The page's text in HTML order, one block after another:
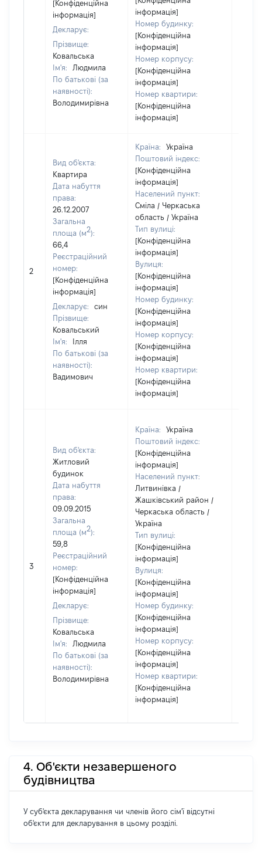
[Конфіденційна
інформація]
Декларує:
Прізвище:
Ковальська
Ім'я:
Людмила
По батькові (за
наявності):
Володимирівна
інформація]
Номер будинку:
[Конфіденційна
інформація]
Номер корпусу:
[Конфіденційна
інформація]
Номер квартири:
[Конфіденційна
інформація]
2
Вид об'єкта:
Квартира
Дата набуття
права:
26.12.2007
Загальна
площа (м2):
66,4
Реєстраційний
номер:
[Конфіденційна
інформація]
Декларує:
син
Прізвище:
Ковальський
Ім'я:
Ілля
По батькові (за
наявності):
Вадимович
Країна:
Україна
Поштовий індекс:
[Конфіденційна
інформація]
Населений пункт:
Сміла / Черкаська
область / Україна
Тип вулиці:
[Конфіденційна
інформація]
Вулиця:
[Конфіденційна
інформація]
Номер будинку:
[Конфіденційна
інформація]
Номер корпусу:
[Конфіденційна
інформація]
Номер квартири:
[Конфіденційна
інформація]
3
Вид об'єкта:
Житловий
будинок
Дата набуття
права:
09.09.2015
Загальна
площа (м2):
59,8
Реєстраційний
номер:
[Конфіденційна
інформація]
Декларує:
Прізвище:
Ковальська
Ім'я:
Людмила
По батькові (за
наявності):
Володимирівна
Країна:
Україна
Поштовий індекс:
[Конфіденційна
інформація]
Населений пункт:
Литвинівка /
Жашківський район /
Черкаська область /
Україна
Тип вулиці:
[Конфіденційна
інформація]
Вулиця:
[Конфіденційна
інформація]
Номер будинку:
[Конфіденційна
інформація]
Номер корпусу:
[Конфіденційна
інформація]
Номер квартири:
[Конфіденційна
інформація]
4. Об'єкти незавершеного
будівництва
У суб'єкта декларування чи членів його сім'ї відсутні
об'єкти для декларування в цьому розділі.